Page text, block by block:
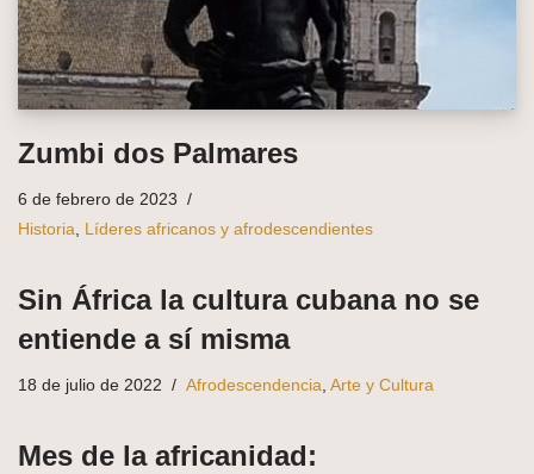
Zumbi dos Palmares
6 de febrero de 2023
Historia, Líderes africanos y afrodescendientes
Sin África la cultura cubana no se
entiende a sí misma
18 de julio de 2022 Afrodescendencia, Arte y Cultura
Mes de la africanidad: